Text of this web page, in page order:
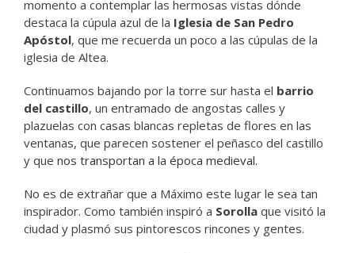
momento a contemplar las hermosas vistas dónde
destaca la cúpula azul de la Iglesia de San Pedro
Apóstol, que me recuerda un poco a las cúpulas de la
iglesia de Altea.
Continuamos bajando por la torre sur hasta el barrio
del castillo, un entramado de angostas calles y
plazuelas con casas blancas repletas de flores en las
ventanas, que parecen sostener el peñasco del castillo
y que nos transportan a la época medieval.
No es de extrañar que a Máximo este lugar le sea tan
inspirador. Como también inspiró a Sorolla que visitó la
ciudad y plasmó sus pintorescos rincones y gentes.